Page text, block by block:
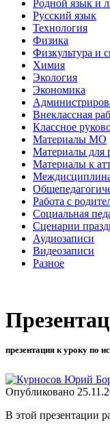
Родной язык и
Русский язык
Технология
Физика
Физкультура и
Химия
Экология
Экономика
Внеклассная
Классное
Материалы МО
Материалы для
Материалы к
Работа с
Социальная
Сценарии
Аудиозаписи
Видеозаписи
Разное
презентация к уроку по
Опубликовано
В этой презентации